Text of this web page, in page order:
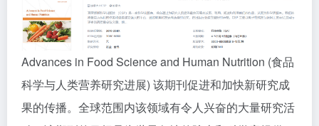
Advances in Food Science and Human Nutrition (食品
科学与人类营养研究进展) 该期刊促进和加快新研究成
果的传播。全球范围内该领域有令人兴奋的大量研究活